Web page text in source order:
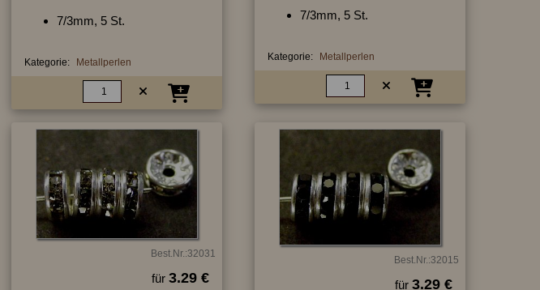
7/3mm, 5 St.
Kategorie: Metallperlen
7/3mm, 5 St.
Kategorie: Metallperlen
Best.Nr.:32031
für 3.29 €
Best.Nr.:32015
für 3.29 €